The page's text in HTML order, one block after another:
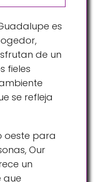
es
de un
fieles
se refleja
oeste para
Our
un
que